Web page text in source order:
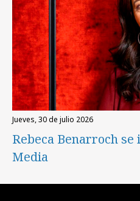
jueves, 30 de julio 2026
Rebeca Benarroch
Media